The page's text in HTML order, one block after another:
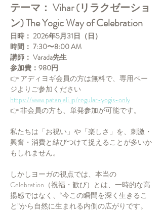
テーマ： Vihar (リラクゼーショ
ン) The Yogic Way of Celebration
日時： 2026年5月31日（日）
時間： 7:30〜8:00 AM
講師： Varada先生
参加費：980円
👉 アディヨギ会員の方は無料で、専用ペー
ジよりご参加ください
https://www.patanjali.jp/regular-yogis-only
👉 非会員の方も、単発参加が可能です。
私たちは「お祝い」や「楽しさ」を、刺激・
興奮・消費と結びつけて捉えることが多いか
もしれません。
しかしヨーガの視点では、本当の
Celebration（祝福・歓び）とは、一時的な高
揚感ではなく、“今この瞬間を深く生きるこ
と”から自然に生まれる内側の広がりです。